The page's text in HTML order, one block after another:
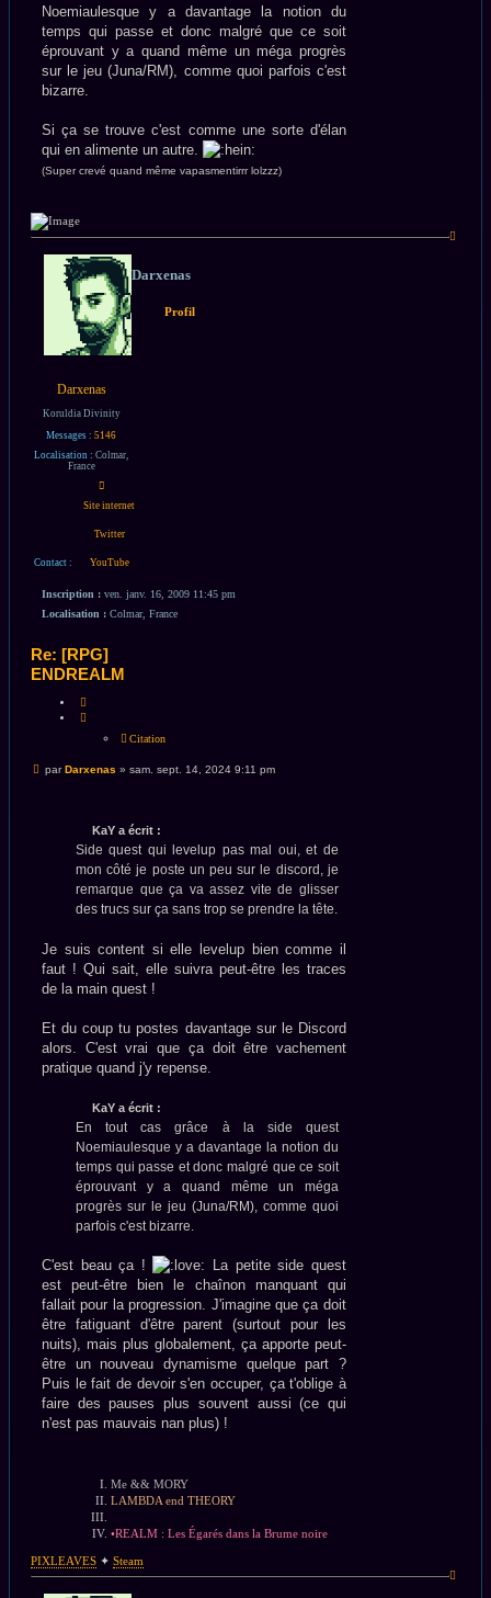
Noemiaulesque y a davantage la notion du
temps qui passe et donc malgré que ce soit
éprouvant y a quand même un méga progrès
sur le jeu (Juna/RM), comme quoi parfois c'est
bizarre.
Si ça se trouve c'est comme une sorte d'élan
qui en alimente un autre.
(Super crevé quand même vapasmentirrr lolzzz)
Darxenas
Koruldia Divinity
Messages : 5146
Localisation : Colmar,
France
Contact :
Site internet
Twitter
YouTube
Darxenas
Profil
Inscription : ven. janv. 16, 2009 11:45 pm
Localisation : Colmar, France
Re: [RPG]
ENDREALM
Citation
Message
parDarxenas » sam. sept. 14, 2024 9:11 pm
KaY a écrit :
Side quest qui levelup pas mal oui, et de
mon côté je poste un peu sur le discord, je
remarque que ça va assez vite de glisser
des trucs sur ça sans trop se prendre la tête.
Je suis content si elle levelup bien comme il
faut ! Qui sait, elle suivra peut-être les traces
de la main quest !
Et du coup tu postes davantage sur le Discord
alors. C'est vrai que ça doit être vachement
pratique quand j'y repense.
KaY a écrit :
En tout cas grâce à la side quest
Noemiaulesque y a davantage la notion du
temps qui passe et donc malgré que ce soit
éprouvant y a quand même un méga
progrès sur le jeu (Juna/RM), comme quoi
parfois c'est bizarre.
C'est beau ça !
La petite side quest
est peut-être bien le chaînon manquant qui
fallait pour la progression. J'imagine que ça doit
être fatiguant d'être parent (surtout pour les
nuits), mais plus globalement, ça apporte peut-
être un nouveau dynamisme quelque part ?
Puis le fait de devoir s'en occuper, ça t'oblige à
faire des pauses plus souvent aussi (ce qui
n'est pas mauvais nan plus) !
Me && MORY
LAMBDA end THEORY
•REALM : Les Égarés dans la Brume noire
PIXLEAVES ✦ Steam